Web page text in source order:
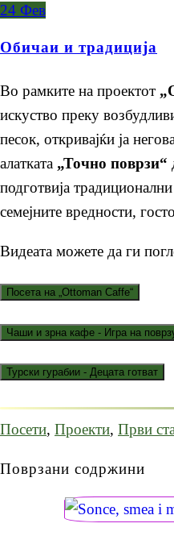
24 Фев
Обичаи и традиција
Во рамките на проектот
искуство преку
песок, откривајќи ја
алатката „Точно поврзи“
подготвија традиционални
семејните вредности,
Видеата можете да ги
Посети, Проекти, Први
Поврзани содржини